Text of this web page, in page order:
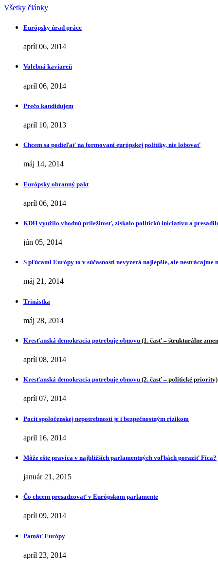
Všetky články
Európsky úrad práce
apríl 06, 2014
Volebná kaviareň
apríl 06, 2014
Prečo kandidujem
apríl 10, 2013
Chcem sa podieľať na formovaní európskej politiky, nie lobovať
máj 14, 2014
Európsky obranný pakt
apríl 06, 2014
KDH využilo vhodnú príležitosť, získalo politickú iniciatívu a
jún 05, 2014
S pľúcami Európy to v súčasnosti nevyzerá najlepšie, ale nestrácajme
máj 21, 2014
Trinástka
máj 28, 2014
Kresťanská demokracia potrebuje obnovu (1. časť – štrukturálne
apríl 08, 2014
Kresťanská demokracia potrebuje obnovu (2. časť – politické priority)
apríl 07, 2014
Pocit spoločenskej nepotrebnosti je i bezpečnostným rizikom
apríl 16, 2014
Môže ešte pravica v najbližších parlamentných voľbách poraziť Fica?
január 21, 2015
Čo chcem presadzovať v Európskom parlamente
apríl 09, 2014
Pamäť Európy
apríl 23, 2014